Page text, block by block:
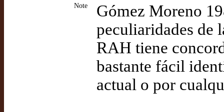
Note
Gómez Moreno
peculiaridades de
RAH tiene
bastante fácil
actual o por